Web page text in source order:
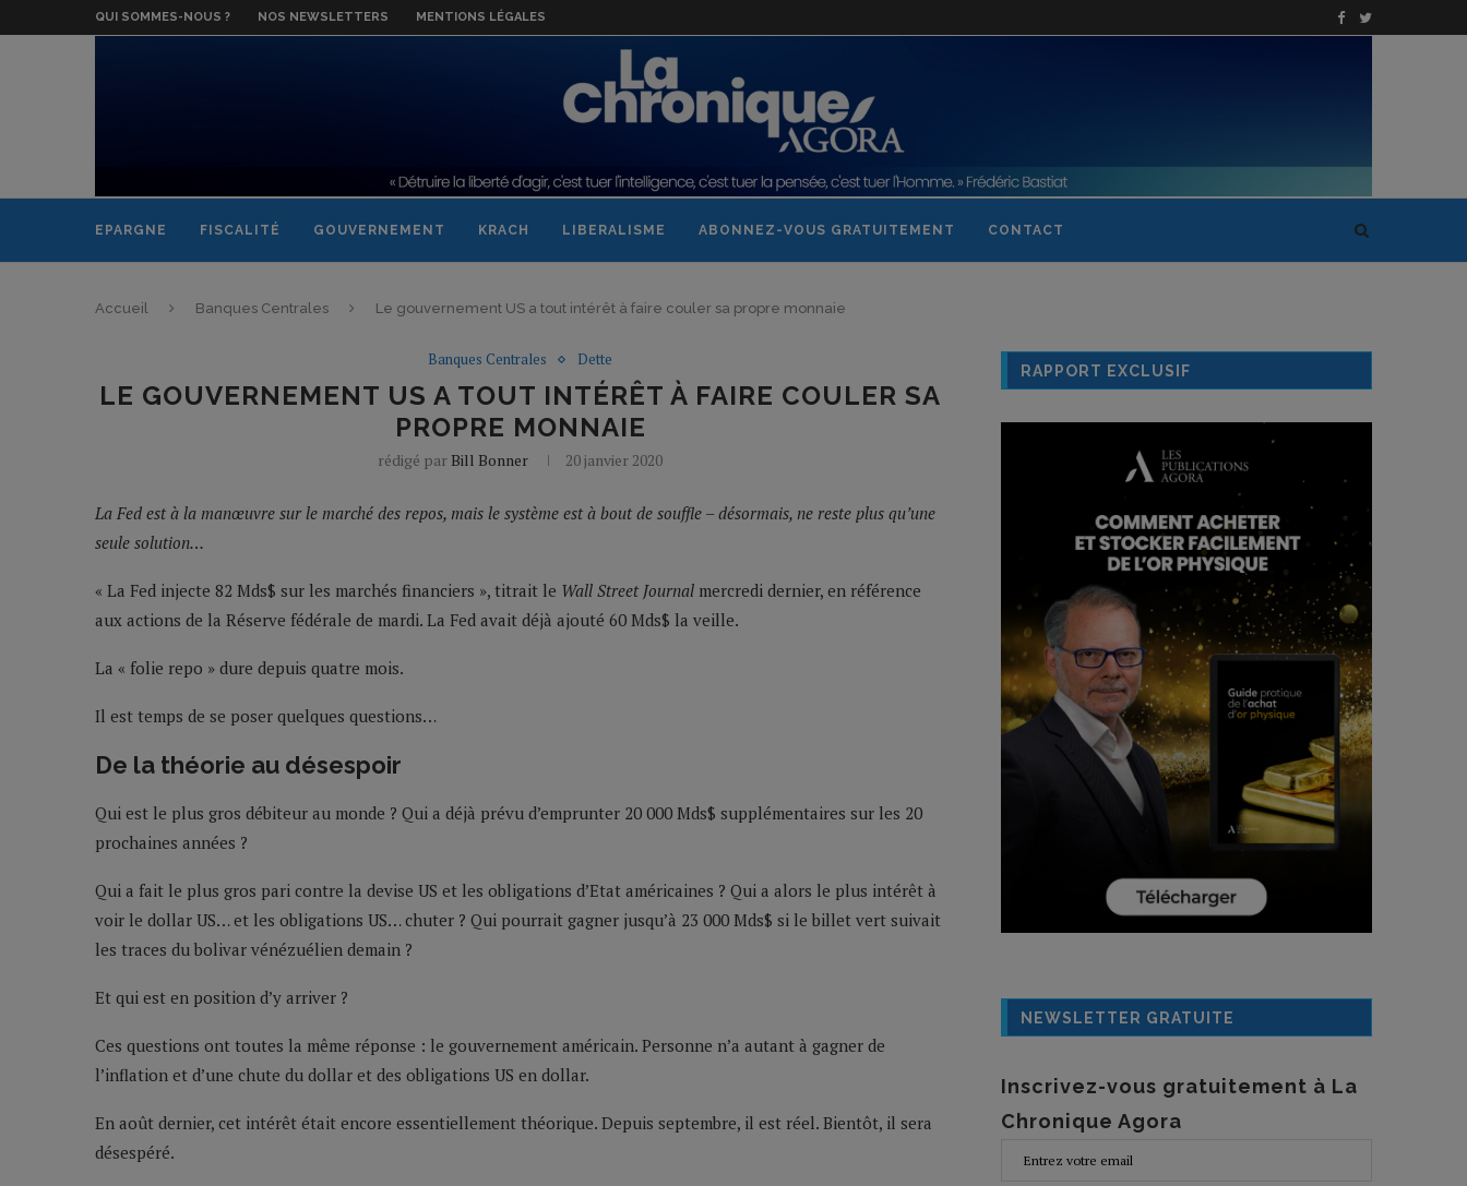
QUI SOMMES-NOUS ? NOS NEWSLETTERS MENTIONS LÉGALES
EPARGNE FISCALITÉ GOUVERNEMENT KRACH LIBERALISME ABONNEZ-VOUS GRATUITEMENT CONTACT
Accueil Banques Centrales Le gouvernement US a tout intérêt à faire couler sa propre monnaie
Banques Centrales Dette
LE GOUVERNEMENT US A TOUT INTÉRÊT À FAIRE COULER SA
PROPRE MONNAIE
rédigé par Bill Bonner 20 janvier 2020
La Fed est à la manœuvre sur le marché des repos, mais le système est à bout de souffle – désormais, ne reste plus qu’une
seule solution…
« La Fed injecte 82 Mds$ sur les marchés financiers », titrait le Wall Street Journal mercredi dernier, en référence
aux actions de la Réserve fédérale de mardi. La Fed avait déjà ajouté 60 Mds$ la veille.
La « folie repo » dure depuis quatre mois.
Il est temps de se poser quelques questions…
De la théorie au désespoir
Qui est le plus gros débiteur au monde ? Qui a déjà prévu d’emprunter 20 000 Mds$ supplémentaires sur les 20
prochaines années ?
Qui a fait le plus gros pari contre la devise US et les obligations d’Etat américaines ? Qui a alors le plus intérêt à
voir le dollar US… et les obligations US… chuter ? Qui pourrait gagner jusqu’à 23 000 Mds$ si le billet vert suivait
les traces du bolivar vénézuélien demain ?
Et qui est en position d’y arriver ?
Ces questions ont toutes la même réponse : le gouvernement américain. Personne n’a autant à gagner de
l’inflation et d’une chute du dollar et des obligations US en dollar.
En août dernier, cet intérêt était encore essentiellement théorique. Depuis septembre, il est réel. Bientôt, il sera
désespéré.
RAPPORT EXCLUSIF
NEWSLETTER GRATUITE
Inscrivez-vous gratuitement à La
Chronique Agora